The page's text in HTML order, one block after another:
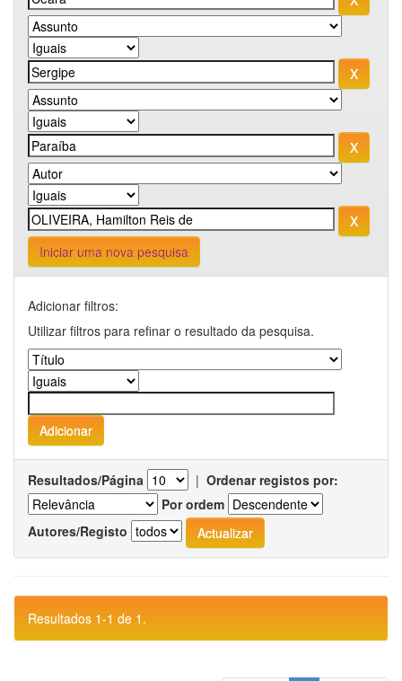
Iniciar uma nova pesquisa
Adicionar filtros:
Utilizar filtros para refinar o resultado da pesquisa.
Resultados/Página | Ordenar registos por:
Por ordem
Autores/Registo
Resultados 1-1 de 1.